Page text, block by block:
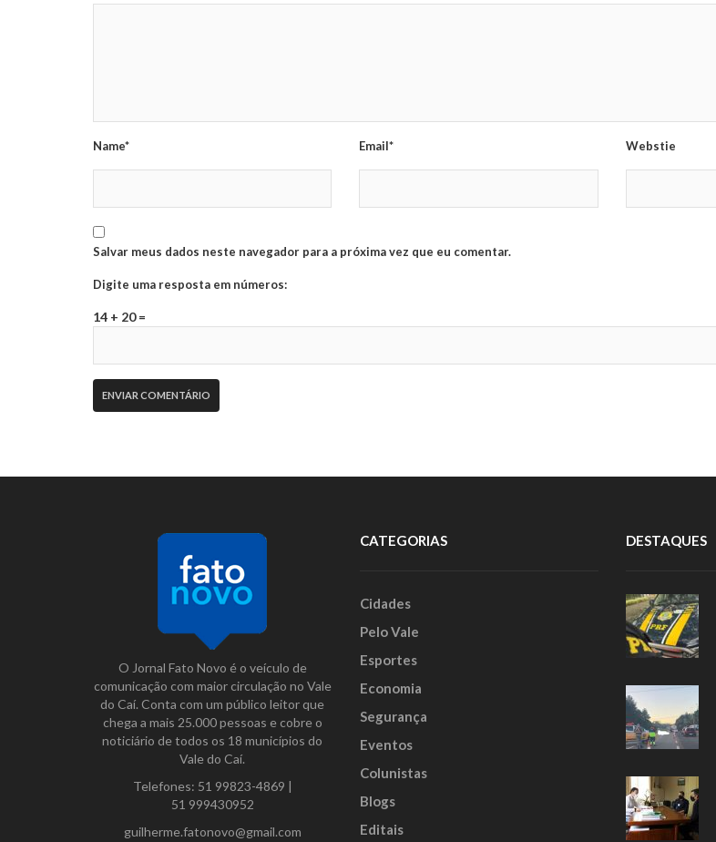
Name* Email* Webstie
Salvar meus dados neste navegador para a próxima vez que eu comentar.
Digite uma resposta em números:
14 + 20 =
O Jornal Fato Novo é o veículo de
comunicação com maior circulação no Vale
do Caí. Conta com um público leitor que
chega a mais 25.000 pessoas e cobre o
noticiário de todos os 18 municípios do
Vale do Caí.
Telefones: 51 99823-4869 |
51 999430952
guilherme.fatonovo@gmail.com
CATEGORIAS
Cidades
Pelo Vale
Esportes
Economia
Segurança
Eventos
Colunistas
Blogs
Editais
DESTAQUES